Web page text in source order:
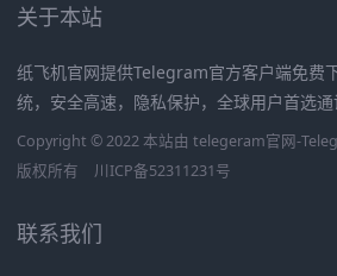
关于本站
纸飞机官网提供Telegram官方客户端免费
统，安全高速，隐私保护，全球用户首选通
Copyright © 2022 本站由 telegeram官网-
版权所有
川ICP备52311231号
联系我们